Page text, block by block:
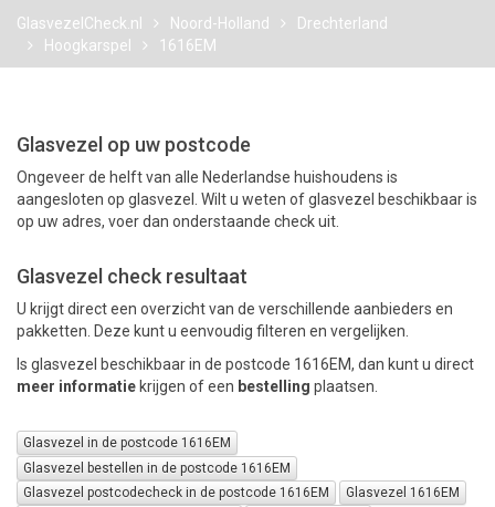
GLASVEZEL ALTERNATIEVEN
GlasvezelCheck.nl Noord-Holland
Drechterland
Hoogkarspel
1616EM
Glasvezel op uw postcode
Ongeveer de helft van alle Nederlandse huishoudens is
aangesloten op glasvezel. Wilt u weten of glasvezel beschikbaar is
op uw adres, voer dan onderstaande check uit.
Glasvezel check resultaat
U krijgt direct een overzicht van de verschillende aanbieders en
pakketten. Deze kunt u eenvoudig filteren en vergelijken.
Is glasvezel beschikbaar in de postcode 1616EM, dan kunt u direct
meer informatie krijgen of een bestelling plaatsen.
Glasvezel in de postcode 1616EM
Glasvezel bestellen in de postcode 1616EM
Glasvezel postcodecheck in de postcode 1616EM
Glasvezel 1616EM